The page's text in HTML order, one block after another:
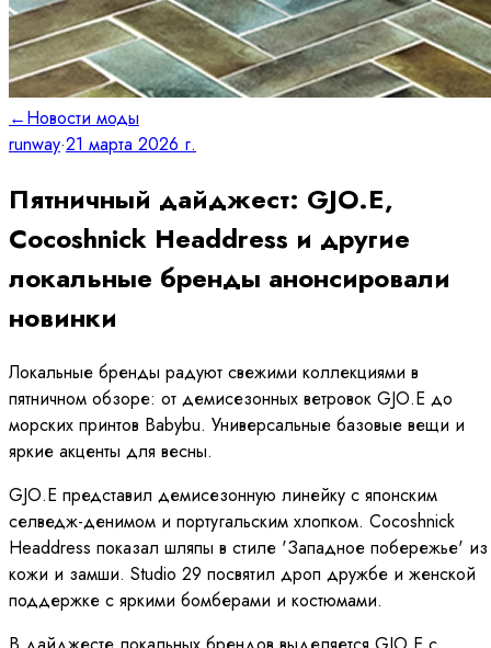
←Новости моды
runway·21 марта 2026 г.
Пятничный дайджест: GJO.E,
Cocoshnick Headdress и другие
локальные бренды анонсировали
новинки
Локальные бренды радуют свежими коллекциями в
пятничном обзоре: от демисезонных ветровок GJO.E до
морских принтов Babybu. Универсальные базовые вещи и
яркие акценты для весны.
GJO.E представил демисезонную линейку с японским
селведж-денимом и португальским хлопком. Cocoshnick
Headdress показал шляпы в стиле 'Западное побережье' из
кожи и замши. Studio 29 посвятил дроп дружбе и женской
поддержке с яркими бомберами и костюмами.